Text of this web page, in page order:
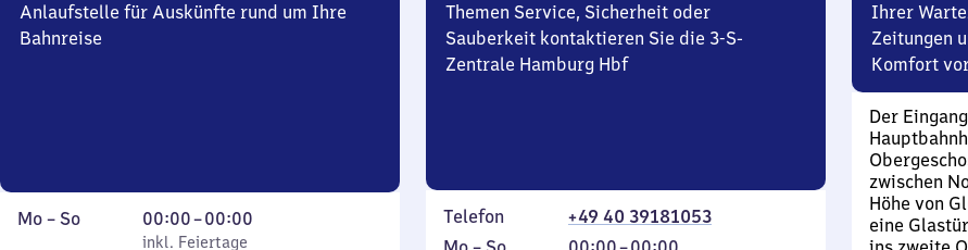
Anlaufstelle für Auskünfte rund um Ihre
Bahnreise
Montag
Mo – So,
inkl. Feiertage
00:00–00:00
Von
0
inkl. Feiertage
Themen Service, Sicherheit oder
Sauberkeit kontaktieren Sie die 3-S-
Zentrale Hamburg Hbf
Telefon
+49 40 39181053
Montag,
Von
Ihrer
Zeitungen
Komfort
Der
zwischen
Höhe von
eine